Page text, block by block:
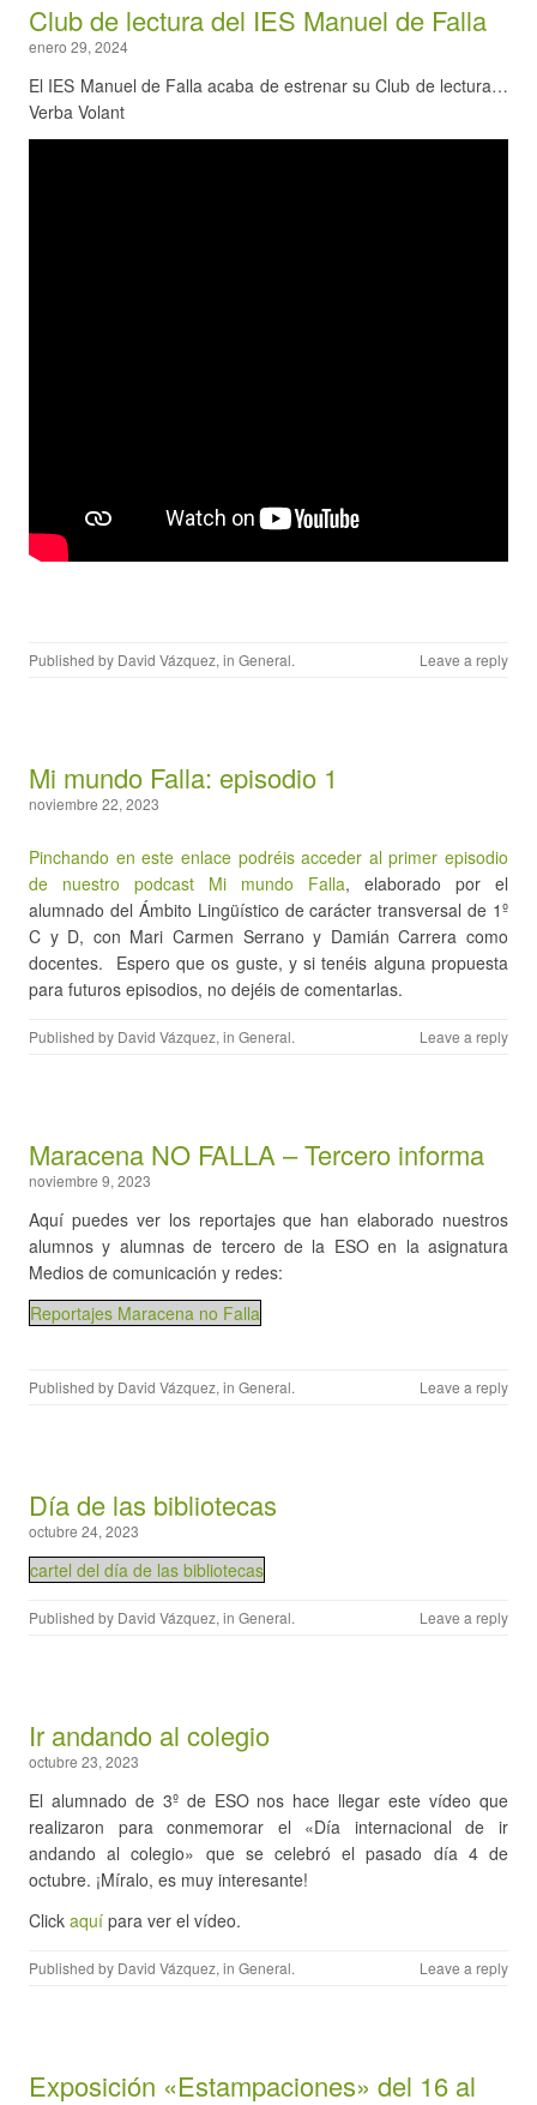
Club de lectura del IES Manuel de Falla
enero 29, 2024
El IES Manuel de Falla acaba de estrenar su Club de lectura…
Verba Volant
Published by David Vázquez, in General. Leave a reply
Mi mundo Falla: episodio 1
noviembre 22, 2023
Pinchando en este enlace podréis acceder al primer episodio
de nuestro podcast Mi mundo Falla, elaborado por el
alumnado del Ámbito Lingüístico de carácter transversal de 1º
C y D, con Mari Carmen Serrano y Damián Carrera como
docentes. Espero que os guste, y si tenéis alguna propuesta
para futuros episodios, no dejéis de comentarlas.
Published by David Vázquez, in General. Leave a reply
Maracena NO FALLA – Tercero informa
noviembre 9, 2023
Aquí puedes ver los reportajes que han elaborado nuestros
alumnos y alumnas de tercero de la ESO en la asignatura
Medios de comunicación y redes:
Reportajes Maracena no Falla
Published by David Vázquez, in General. Leave a reply
Día de las bibliotecas
octubre 24, 2023
cartel del día de las bibliotecas
Published by David Vázquez, in General. Leave a reply
Ir andando al colegio
octubre 23, 2023
El alumnado de 3º de ESO nos hace llegar este vídeo que
realizaron para conmemorar el «Día internacional de ir
andando al colegio» que se celebró el pasado día 4 de
octubre. ¡Míralo, es muy interesante!
Click aquí para ver el vídeo.
Published by David Vázquez, in General. Leave a reply
Exposición «Estampaciones» del 16 al